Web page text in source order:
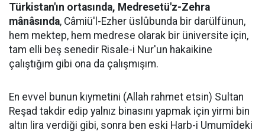
Türkistan'ın ortasında, Medresetü'z-Zehra
mânâsında, Câmiü'l-Ezher üslûbunda bir darülfünun,
hem mektep, hem medrese olarak bir üniversite için,
tam elli beş senedir Risale-i Nur'un hakaikine
çalıştığım gibi ona da çalışmışım.
En evvel bunun kıymetini (Allah rahmet etsin) Sultan
Reşad takdir edip yalnız binasını yapmak için yirmi bin
altın lira verdiği gibi, sonra ben eski Harb-i Umumîdeki